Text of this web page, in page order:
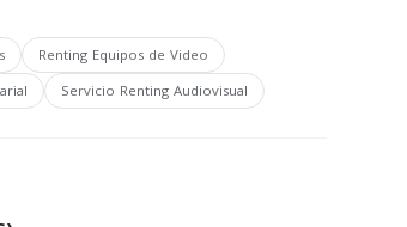
Renting Equipos de Video
Servicio Renting Audiovisual